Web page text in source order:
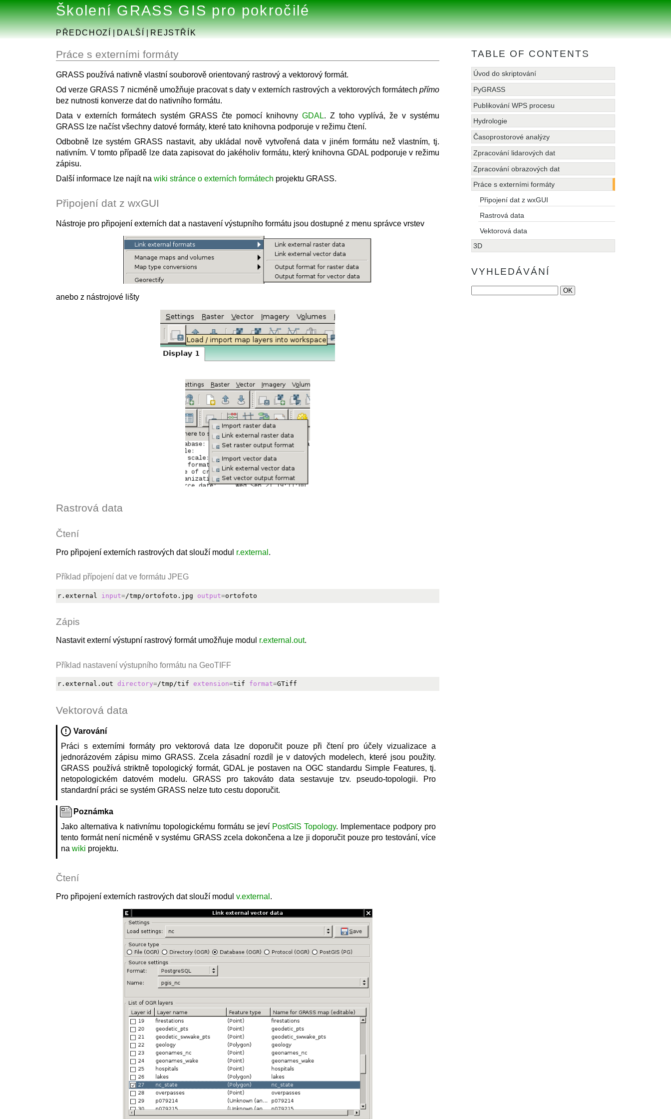
Školení GRASS GIS pro pokročilé
PŘEDCHOZÍ|DALŠÍ|REJSTŘÍK
Práce s externími formáty
GRASS používá nativně vlastní souborově orientovaný rastrový a vektorový formát.
Od verze GRASS 7 nicméně umožňuje pracovat s daty v externích rastrových a vektorových formátech přímo
bez nutnosti konverze dat do nativního formátu.
Data v externích formátech systém GRASS čte pomocí knihovny GDAL. Z toho vyplívá, že v systému
GRASS lze načíst všechny datové formáty, které tato knihovna podporuje v režimu čtení.
Odbobně lze systém GRASS nastavit, aby ukládal nově vytvořená data v jiném formátu než vlastním, tj.
nativním. V tomto případě lze data zapisovat do jakéholiv formátu, který knihovna GDAL podporuje v režimu
zápisu.
Další informace lze najít na wiki stránce o externích formátech projektu GRASS.
Připojení dat z wxGUI
Nástroje pro připojení externích dat a nastavení výstupního formátu jsou dostupné z menu správce vrstev
anebo z nástrojové lišty
Rastrová data
Čtení
Pro připojení externích rastrových dat slouží modul r.external .
Příklad přípojení dat ve formátu JPEG
r.external input=/tmp/ortofoto.jpg output=
Zápis
Nastavit externí výstupní rastrový formát umožňuje modul r.external.out.
Příklad nastavení výstupního formátu na GeoTIFF
r.external.out directory=/tmp/tif extension=tif format=
Vektorová data
Varování
Práci s externími formáty pro vektorová data lze doporučit pouze při čtení pro účely vizualizace a
jednorázovém zápisu mimo GRASS. Zcela zásadní rozdíl je v datových modelech, které jsou použity.
GRASS používá striktně topologický formát, GDAL je postaven na OGC standardu Simple Features, tj.
netopologickém datovém modelu. GRASS pro takováto data sestavuje tzv. pseudo-topologii. Pro
standardní práci se systém GRASS nelze tuto cestu doporučit.
Poznámka
Jako alternativa k nativnímu topologickému formátu se jeví PostGIS Topology. Implementace podpory pro
tento formát není nicméně v systému GRASS zcela dokončena a lze ji doporučit pouze pro testování, více
nawiki projektu.
Čtení
Pro připojení externích rastrových dat slouží modul v.external .
TABLE OF CONTENTS
Úvod do skriptování
PyGRASS
Publikování WPS procesu
Hydrologie
Časoprostorové analýzy
Zpracování lidarových dat
Zpracování obrazových dat
Práce s externími formáty
Připojení dat z wxGUI
Rastrová data
Vektorová data
3D
VYHLEDÁVÁNÍ